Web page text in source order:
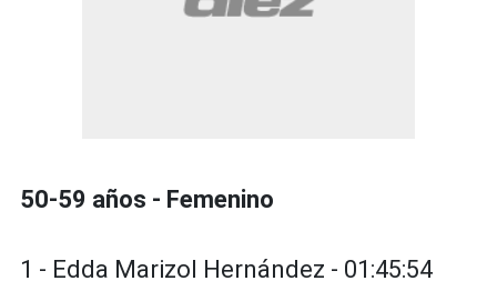
50-59 años - Femenino
1 - Edda Marizol Hernández - 01:45:54